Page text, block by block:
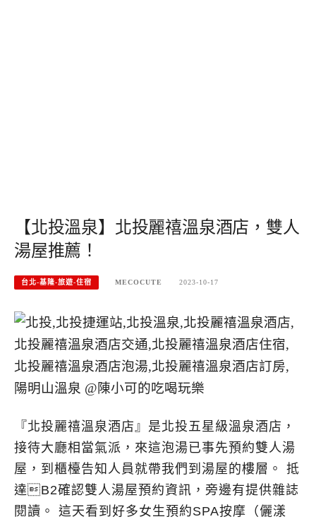
【北投溫泉】北投麗禧溫泉酒店，雙人
湯屋推薦！
台北-基隆-旅遊-住宿 MECOCUTE 2023-10-17
『北投麗禧溫泉酒店』是北投五星級溫泉酒店，
接待大廳相當氣派，來這泡湯已事先預約雙人湯
屋，到櫃檯告知人員就帶我們到湯屋的樓層。 抵
達B2確認雙人湯屋預約資訊，旁邊有提供雜誌
閱讀。 這天看到好多女生預約SPA按摩（儷漾